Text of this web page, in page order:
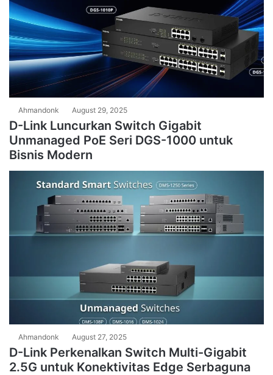
Ahmandonk August 29, 2025
D-Link Luncurkan Switch Gigabit
Unmanaged PoE Seri DGS-1000 untuk
Bisnis Modern
Ahmandonk August 27, 2025
D-Link Perkenalkan Switch Multi-Gigabit
2.5G untuk Konektivitas Edge Serbaguna